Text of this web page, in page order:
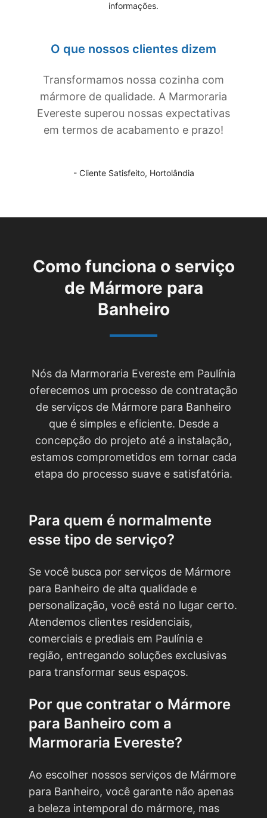
informações.
O que nossos clientes dizem
Transformamos nossa cozinha com
mármore de qualidade. A Marmoraria
Evereste superou nossas expectativas
em termos de acabamento e prazo!
- Cliente Satisfeito, Hortolândia
Como funciona o serviço
de Mármore para
Banheiro
Nós da Marmoraria Evereste em Paulínia
oferecemos um processo de contratação
de serviços de Mármore para Banheiro
que é simples e eficiente. Desde a
concepção do projeto até a instalação,
estamos comprometidos em tornar cada
etapa do processo suave e satisfatória.
Para quem é normalmente
esse tipo de serviço?
Se você busca por serviços de Mármore
para Banheiro de alta qualidade e
personalização, você está no lugar certo.
Atendemos clientes residenciais,
comerciais e prediais em Paulínia e
região, entregando soluções exclusivas
para transformar seus espaços.
Por que contratar o Mármore
para Banheiro com a
Marmoraria Evereste?
Ao escolher nossos serviços de Mármore
para Banheiro, você garante não apenas
a beleza intemporal do mármore, mas